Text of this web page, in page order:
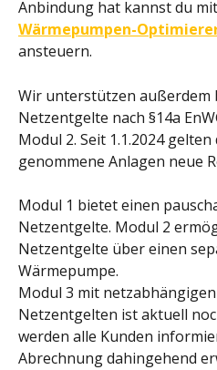
Anbindung hat kannst du
Wärmepumpen-
ansteuern.
Wir unterstützen außerdem
Netzentgelte nach §14a
Modul 2. Seit 1.1.2024
genommene Anlagen neue
Modul 1 bietet einen
Netzentgelte. Modul 2
Netzentgelte über einen
Wärmepumpe.
Modul 3 mit
Netzentgelten ist aktuell
werden alle Kunden
Abrechnung dahingehend